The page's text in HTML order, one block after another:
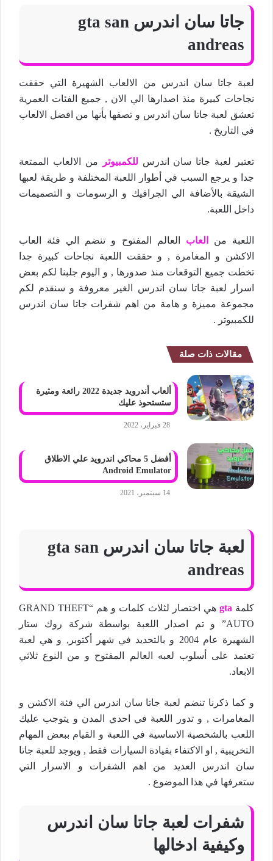
جاتا سان اندرس gta san
andreas
لعبة جاتا سان اندرس من الالعاب الشهيرة التي حققت
نجاحات كبيرة منذ اصدارها الي الان , جميع الفئات العمرية
تعشق لعبة جاتا سان اندرس و تصفها بأنها من افضل الالعاب
في التاريخ .
تعتبر لعبة جاتا سان اندرس للكمبيوتر
من الالعاب الممتعة
جدا و يرجع السبب في أطوار اللعبة المختلفة و طريقة لعبها
الشيقة بالأضافة الي الجرافيك و الرسومات و التصميمات
داخل اللعبة.
اللعبة من العاب
العالم المفتوح و تنضم الي فئة العاب
الاكشن و المغامرة , و حققت اللعبة نجاحات كبيرة جدا
تخطت جميع التوقعات منذ صدورها , و اليوم جلبنا لكم بعض
اسرار لعبة جاتا سان اندرس الغير معروفة و سنقدم لكم
مجموعة مميزة و هامة من اهم شفرات جاتا سان اندرس
للكمبيوتر .
مقالات ذات صلة
ألعاب أندرويد جديدة 2022 رائعة ومثيرة
ستستحوذ عليك
28 فبراير، 2022
أفضل 5 محاكي اندرويد علي الاطلاق
Android Emulator
14 سبتمبر، 2021
لعبة جاتا سان اندرس gta san
andreas
كلمة gta
هي اختصار لثلاث كلمات و هم “GRAND THEFT
AUTO” و تم اصدار اللعبة بواسطة شركة روك ستار
الشهيرة عام 2004 و بالتحديد في شهر أكتوبر, و هي لعبة
تعتمد على أسلوب لعبه العالم المفتوح و من النوع ثلاثي
الابعاد.
و كما ذكرنا تنضم لعبة جاتا سان اندرس الي فئة الاكشن و
المغامرات , و تدور اللعبة في احدي المدن و يتوجب عليك
اللعب بالشخصية الاساسية في اللعبة و القيام ببعض المهام
التخريبية , او الاكتفاء بقيادة السيارات فقط , ويوجد للعبة جاتا
سان اندرس العديد من اهم الشفرات و الاسرار التي
ستعرفها في هذا الموضوع .
شفرات لعبة جاتا سان اندرس
وكيفية ادخالها